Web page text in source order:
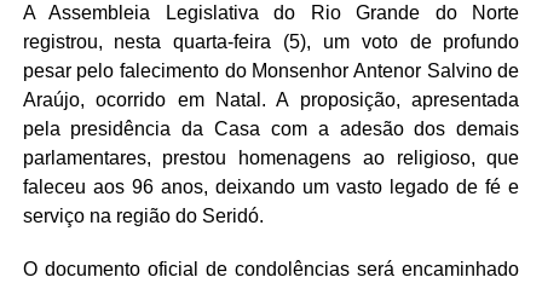
horário destinado aos oradores.
A Assembleia Legislativa do Rio Grande do Norte
registrou, nesta quarta-feira (5), um voto de profundo
pesar pelo falecimento do Monsenhor Antenor Salvino de
Araújo, ocorrido em Natal. A proposição, apresentada
pela presidência da Casa com a adesão dos demais
parlamentares, prestou homenagens ao religioso, que
faleceu aos 96 anos, deixando um vasto legado de fé e
serviço na região do Seridó.
O documento oficial de condolências será encaminhado